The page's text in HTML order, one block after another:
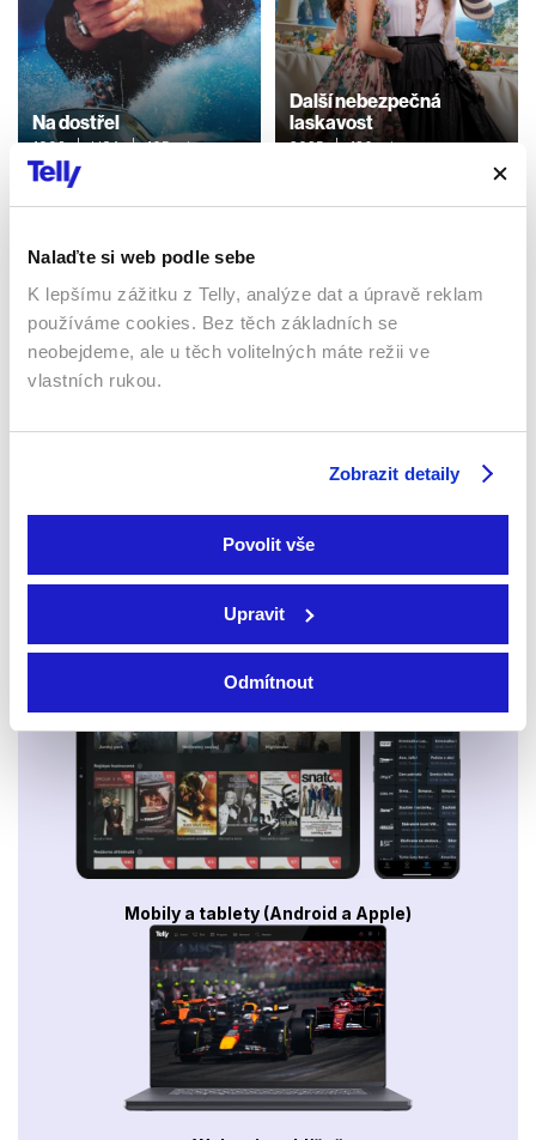
Nalaďte si web podle sebe
K lepšímu zážitku z Telly, analýze dat a úpravě reklam
používáme cookies. Bez těch základních se
neobejdeme, ale u těch volitelných máte režii ve
vlastních rukou.
Zobrazit detaily
Povolit vše
Upravit
Odmítnout
Na dostřel
1993 | USA | 105 min
Filmy / Thrillery / Krimi / Akční
Další nebezpečná
laskavost
2025 | 120 min
Sledujte kdekoliv až na 6 zařízeních
Sledovat internetovou televizi jde odkudkoliv
po celé EU, a to až na 6 zařízeních.
Mobily a tablety (Android a Apple)